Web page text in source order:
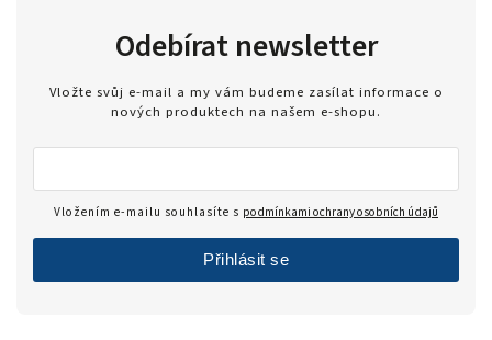
Odebírat newsletter
Vložte svůj e-mail a my vám budeme zasílat informace o
nových produktech na našem e-shopu.
Vložením e-mailu souhlasíte s podmínkami ochrany osobních údajů
Přihlásit se